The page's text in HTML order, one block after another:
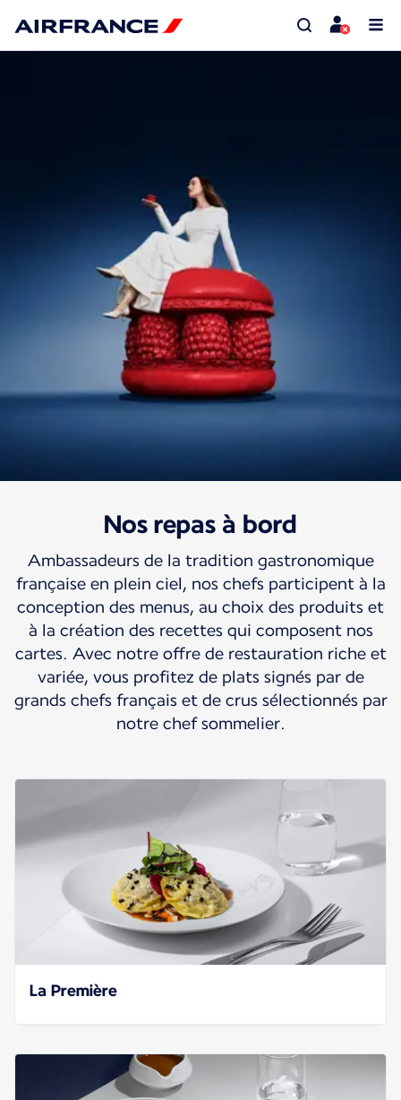
Voyagez au cœur de
la gastronomie
française
Air France fait de votre vol une parenthèse
gourmande.
Nos repas à bord
Ambassadeurs de la tradition gastronomique
française en plein ciel, nos chefs participent à la
conception des menus, au choix des produits et
à la création des recettes qui composent nos
cartes. Avec notre offre de restauration riche et
variée, vous profitez de plats signés par de
grands chefs français et de crus sélectionnés par
notre chef sommelier.
La Première